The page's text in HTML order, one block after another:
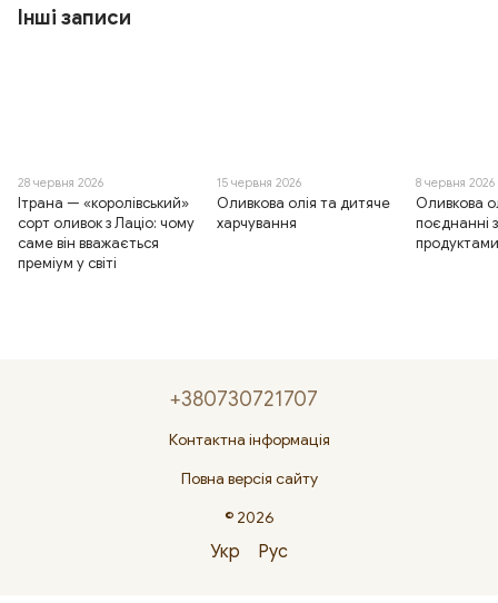
Інші записи
28 червня 2026
Ітрана — «королівський»
сорт оливок з Лаціо: чому
саме він вважається
преміум у світі
15 червня 2026
Оливкова олія та дитяче
харчування
8 червня 2026
Оливкова
поєднанні
+380730721707
Контактна інформація
Повна версія сайту
© 2026
Укр Рус